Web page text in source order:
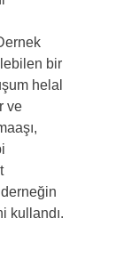
bir
helal
ve
kullandı.